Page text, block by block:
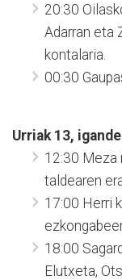
20:30
Adarran eta
kontalaria.
00:30
Urriak 13,
12:30 Meza
taldearen
17:00 Herri
18:00
Elutxeta,